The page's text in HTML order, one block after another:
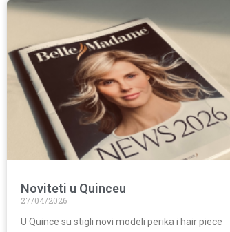
Noviteti u Quinceu
27/04/2026
U Quince su stigli novi modeli perika i hair piece